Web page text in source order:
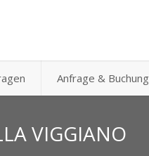
Anfrage & Buchung
VIGGIANO